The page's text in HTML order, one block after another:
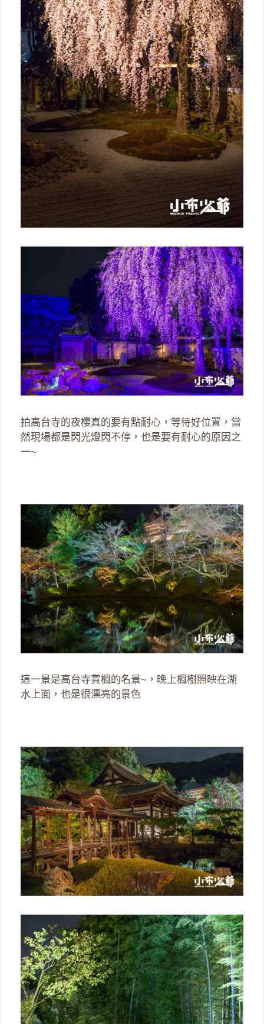
拍高台寺的夜櫻真的要有點耐心，等待好位置，當
然現場都是閃光燈閃不停，也是要有耐心的原因之
一~
這一景是高台寺賞楓的名景~，晚上楓樹照映在湖
水上面，也是很漂亮的景色